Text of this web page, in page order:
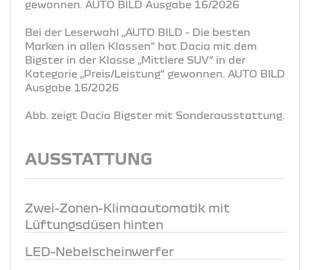
gewonnen. AUTO BILD Ausgabe 16/2026
Bei der Leserwahl „AUTO BILD - Die besten
Marken in allen Klassen“ hat Dacia mit dem
Bigster in der Klasse „Mittlere SUV“ in der
Kategorie „Preis/Leistung“ gewonnen. AUTO BILD
Ausgabe 16/2026
Abb. zeigt Dacia Bigster mit Sonderausstattung.
AUSSTATTUNG
Zwei-Zonen-Klimaautomatik mit
Lüftungsdüsen hinten
LED-Nebelscheinwerfer